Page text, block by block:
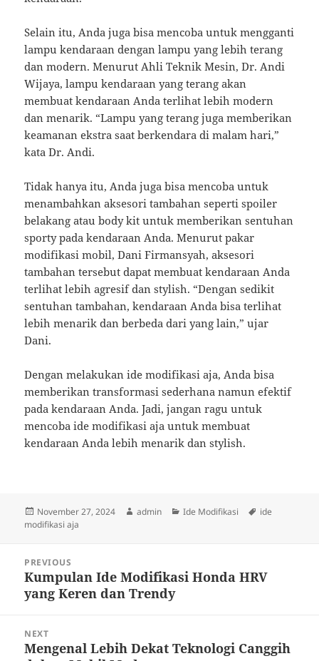
Selain itu, Anda juga bisa mencoba untuk mengganti
lampu kendaraan dengan lampu yang lebih terang
dan modern. Menurut Ahli Teknik Mesin, Dr. Andi
Wijaya, lampu kendaraan yang terang akan
membuat kendaraan Anda terlihat lebih modern
dan menarik. “Lampu yang terang juga memberikan
keamanan ekstra saat berkendara di malam hari,”
kata Dr. Andi.
Tidak hanya itu, Anda juga bisa mencoba untuk
menambahkan aksesori tambahan seperti spoiler
belakang atau body kit untuk memberikan sentuhan
sporty pada kendaraan Anda. Menurut pakar
modifikasi mobil, Dani Firmansyah, aksesori
tambahan tersebut dapat membuat kendaraan Anda
terlihat lebih agresif dan stylish. “Dengan sedikit
sentuhan tambahan, kendaraan Anda bisa terlihat
lebih menarik dan berbeda dari yang lain,” ujar
Dani.
Dengan melakukan ide modifikasi aja, Anda bisa
memberikan transformasi sederhana namun efektif
pada kendaraan Anda. Jadi, jangan ragu untuk
mencoba ide modifikasi aja untuk membuat
kendaraan Anda lebih menarik dan stylish.
Posted
on
November 27, 2024 Author
admin Categories
Ide Modifikasi Tags
ide
modifikasi aja
navigation
PREVIOUS
Previous
post:
Kumpulan Ide Modifikasi Honda HRV
yang Keren dan Trendy
NEXT
Next
Mengenal Lebih Dekat Teknologi Canggih